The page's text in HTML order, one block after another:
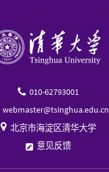
 010-62793001
webmaster@tsinghua.edu.cn
 北京市海淀区清华大学
意见反馈